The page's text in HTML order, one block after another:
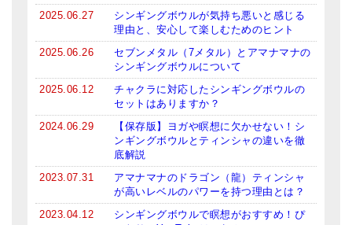
2025.06.27
シンギングボウルが気持ち悪いと感じる
理由と、安心して楽しむためのヒント
2025.06.26
セブンメタル（7メタル）とアマナマナの
シンギングボウルについて
2025.06.12
チャクラに対応したシンギングボウルの
セットはありますか？
2024.06.29
【保存版】ヨガや瞑想に欠かせない！シ
ンギングボウルとティンシャの違いを徹
底解説
2023.07.31
アマナマナのドラゴン（龍）ティンシャ
が高いレベルのパワーを持つ理由とは？
2023.04.12
シンギングボウルで瞑想がおすすめ！ぴ